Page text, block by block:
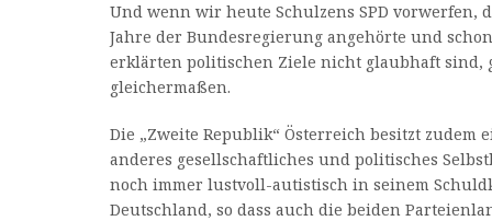
Und wenn wir heute Schulzens SPD vorwerfen,
Jahre der Bundesregierung angehörte und
erklärten politischen Ziele nicht glaubhaft sind,
gleichermaßen.
Die „Zweite Republik“ Österreich besitzt
anderes gesellschaftliches und politisches
noch immer lustvoll-autistisch in seinem
Deutschland, so dass auch die beiden